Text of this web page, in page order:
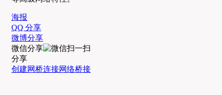
海报
QQ 分享
微博分享
微信分享
分享
创建网桥连接网络桥接